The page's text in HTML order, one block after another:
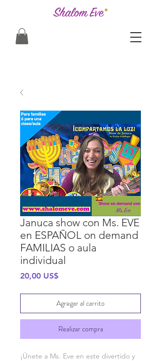
Januca show con Ms. EVE
en ESPAÑOL on demand
FAMILIAS o aula
individual
20,00 US$Precio
Agregar al carrito
Realizar compra
¡Únete a Ms. Eve en este divertido y